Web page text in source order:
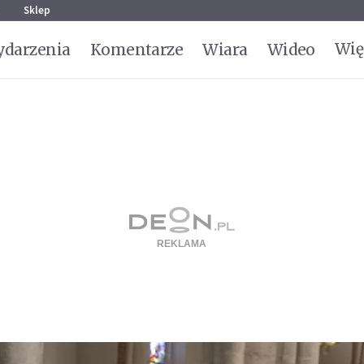
Sklep
Komentarze Wiara Wideo